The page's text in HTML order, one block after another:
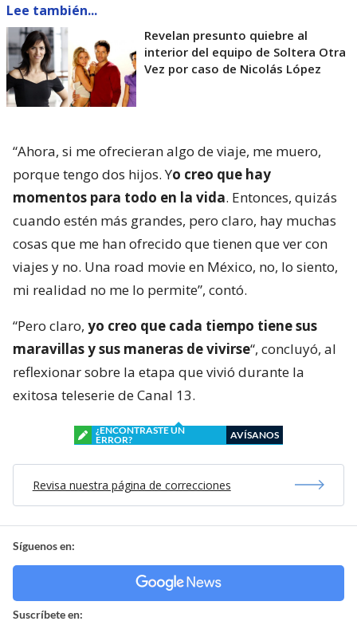
Lee también...
Revelan presunto quiebre al
interior del equipo de Soltera Otra
Vez por caso de Nicolás López
“Ahora, si me ofrecieran algo de viaje, me muero,
porque tengo dos hijos. Yo creo que hay
momentos para todo en la vida. Entonces, quizás
cuando estén más grandes, pero claro, hay muchas
cosas que me han ofrecido que tienen que ver con
viajes y no. Una road movie en México, no, lo siento,
mi realidad no me lo permite”, contó.
“Pero claro, yo creo que cada tiempo tiene sus
maravillas y sus maneras de vivirse“, concluyó, al
reflexionar sobre la etapa que vivió durante la
exitosa teleserie de Canal 13.
¿ENCONTRASTE UN
ERROR?
AVÍSANOS
Revisa nuestra página de correcciones
Síguenos en:
Suscríbete en: